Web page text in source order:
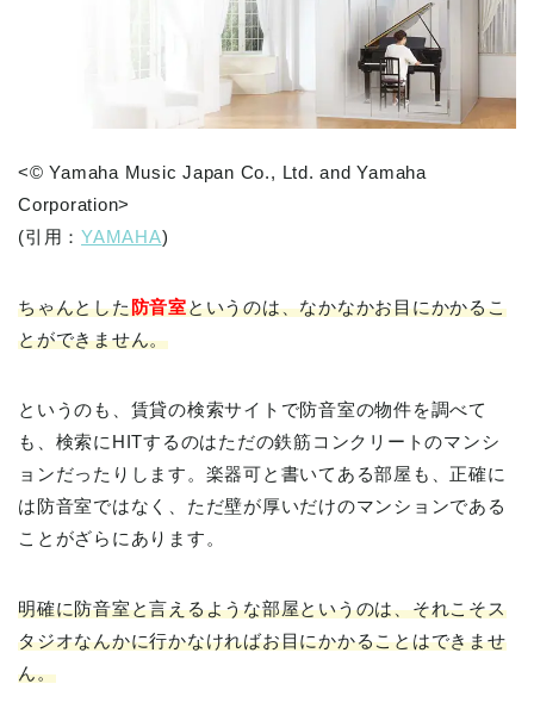
<© Yamaha Music Japan Co., Ltd. and Yamaha
Corporation>
(引用：YAMAHA)
ちゃんとした防音室というのは、なかなかお目にかかるこ
とができません。
というのも、賃貸の検索サイトで防音室の物件を調べて
も、検索にHITするのはただの鉄筋コンクリートのマンシ
ョンだったりします。楽器可と書いてある部屋も、正確に
は防音室ではなく、ただ壁が厚いだけのマンションである
ことがざらにあります。
明確に防音室と言えるような部屋というのは、それこそス
タジオなんかに行かなければお目にかかることはできませ
ん。